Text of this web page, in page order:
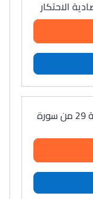
الاحتكار
دعامات من القرآن الكريم الآية 29 من سورة